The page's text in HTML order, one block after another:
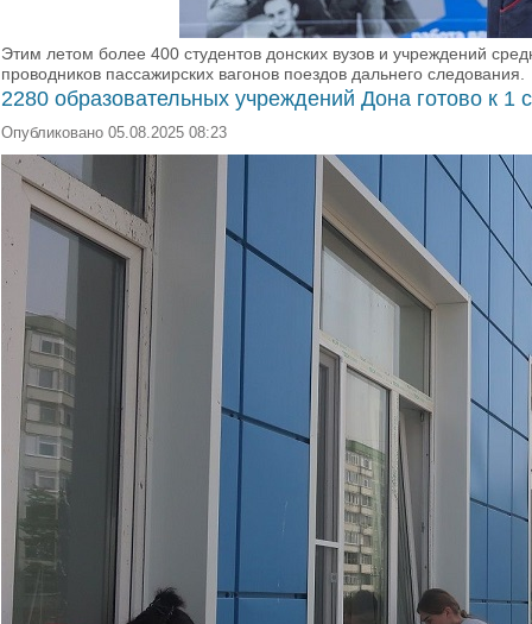
Этим летом более 400 студентов донских вузов и учреждений
проводников пассажирских вагонов поездов дальнего следования.
2280 образовательных учреждений Дона готово к 1
Опубликовано 05.08.2025 08:23